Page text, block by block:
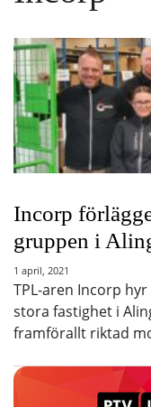
Incorp
gruppen i
1 april, 2021
TPL-aren Incorp
stora fastighet i
framförallt riktad